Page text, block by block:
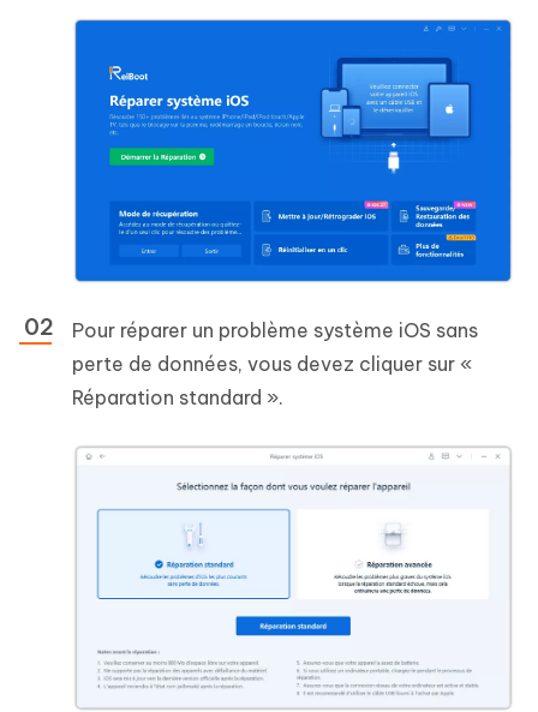
Pour réparer un problème système iOS sans
perte de données, vous devez cliquer sur «
Réparation standard ».